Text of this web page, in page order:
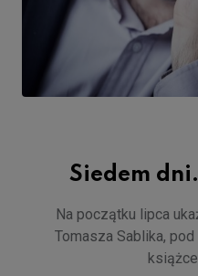
Siedem
Na początku lipca
Tomasza Sablika, pod